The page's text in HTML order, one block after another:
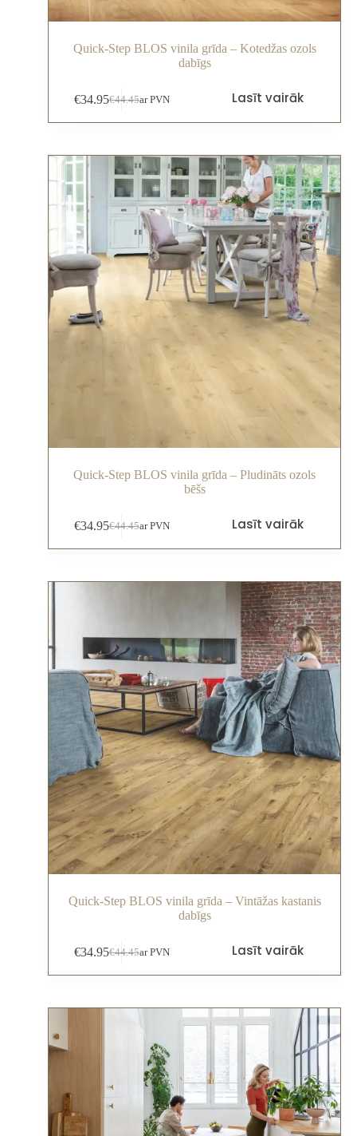
Quick-Step BLOS vinila grīda – Kotedžas ozols
dabīgs
€44.45
€34.95 ar PVN Lasīt vairāk
Quick-Step BLOS vinila grīda – Pludināts ozols
bēšs
€44.45
€34.95 ar PVN Lasīt vairāk
Quick-Step BLOS vinila grīda – Vintāžas kastanis
dabīgs
€44.45
€34.95 ar PVN Lasīt vairāk